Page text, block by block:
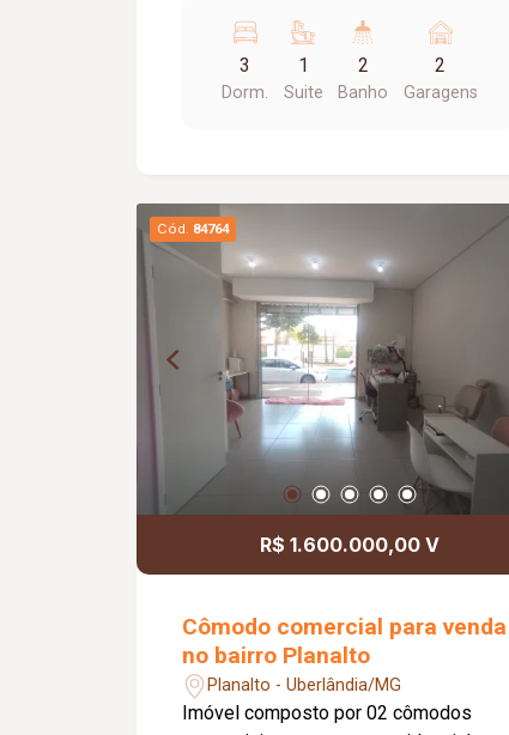
privativa, o imóvel oferece ambientes
amplos, bem distribuídos e ideais para
quem busca conforto e praticidade. O
armários embutidos e bancada em
granito, 03 quartos, sendo 01 suíte, 02
quartos com armários, banheiro social,
área de serviço e 02 vagas de garagem
cobertas. O condomínio dispõe de
portão e porteiro eletrônico, além de
água e gás canalizados,
proporcionando mais segurança,
comodidade e economia no dia a dia.
Uma excelente opção para morar com
conforto em uma das regiões mais
valorizadas da cidade.
3
Dorm.
1
Suite
2
Banho
2
Garagens
Cód. 84764
R$ 1.600.000,00 V
Cômodo comercial para venda
no bairro Planalto
Planalto - Uberlândia/MG
Imóvel composto por 02 cômodos